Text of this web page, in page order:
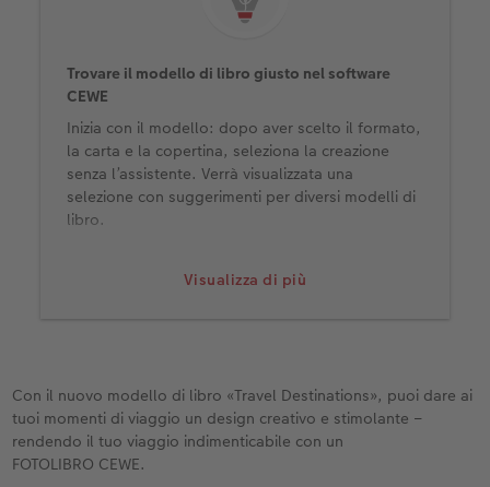
Visualizza di più
Trovare il modello di libro giusto nel software
CEWE
Inizia con il modello: dopo aver scelto il formato,
la carta e la copertina, seleziona la creazione
senza l’assistente. Verrà visualizzata una
selezione con suggerimenti per diversi modelli di
libro.
libro e clicca su «Usa selezione». Trascina il
Premi «Scarica altri» per scaricare altri design
interessanti.
Inserisci foto e testi: ora non ti resta che riempire
i segnaposto. Clicca su «Foto e video» per
Con il nuovo modello di libro «Travel Destinations», puoi dare ai
tuoi momenti di viaggio un design creativo e stimolante –
rendendo il tuo viaggio indimenticabile con un
FOTOLIBRO CEWE.